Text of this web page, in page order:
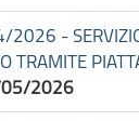
- SERVIZIO
TRAMITE
2026